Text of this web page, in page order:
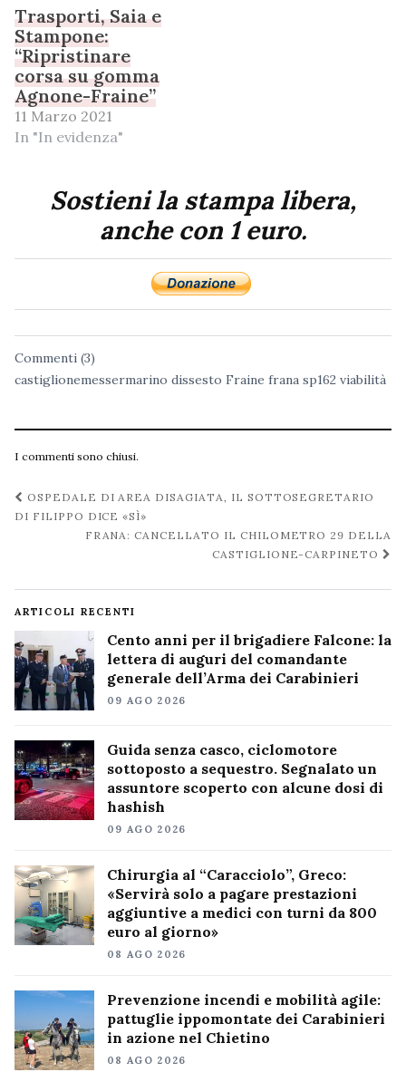
Trasporti, Saia e
Stampone:
“Ripristinare
corsa su gomma
Agnone-Fraine”
11 Marzo 2021
In "In evidenza"
Sostieni la stampa libera,
anche con 1 euro.
Commenti (3)
castiglionemessermarino dissesto Fraine frana sp162 viabilità
I commenti sono chiusi.
Navigazione
post
OSPEDALE DI AREA DISAGIATA, IL SOTTOSEGRETARIO
DI FILIPPO DICE «SÌ»
FRANA: CANCELLATO IL CHILOMETRO 29 DELLA
CASTIGLIONE-CARPINETO
ARTICOLI RECENTI
Cento anni per il brigadiere Falcone: la
lettera di auguri del comandante
generale dell’Arma dei Carabinieri
09 AGO 2026
Guida senza casco, ciclomotore
sottoposto a sequestro. Segnalato un
assuntore scoperto con alcune dosi di
hashish
09 AGO 2026
Chirurgia al “Caracciolo”, Greco:
«Servirà solo a pagare prestazioni
aggiuntive a medici con turni da 800
euro al giorno»
08 AGO 2026
Prevenzione incendi e mobilità agile:
pattuglie ippomontate dei Carabinieri
in azione nel Chietino
08 AGO 2026